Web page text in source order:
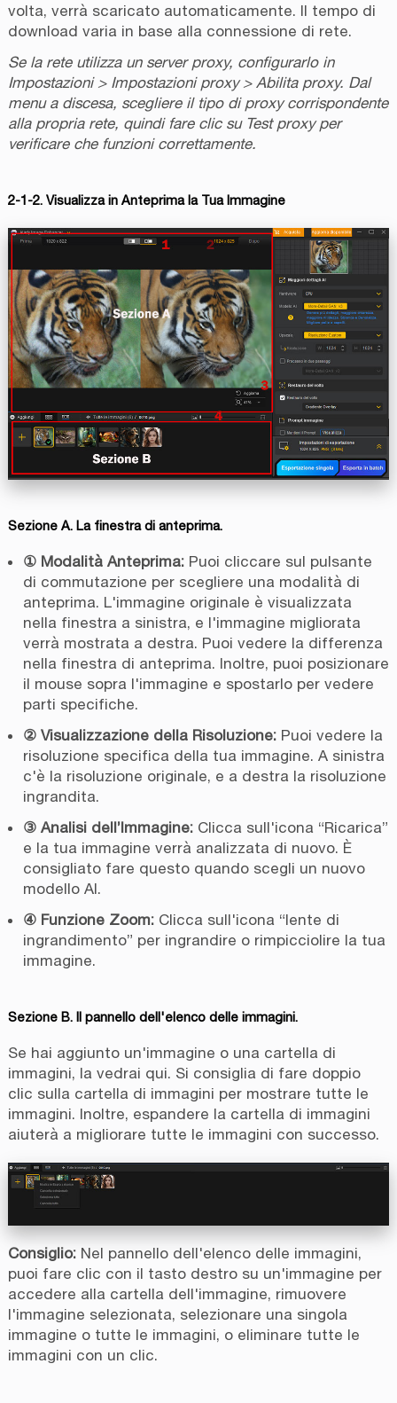
volta, verrà scaricato automaticamente. Il tempo di
download varia in base alla connessione di rete.
Se la rete utilizza un server proxy, configurarlo in
Impostazioni > Impostazioni proxy > Abilita proxy. Dal
menu a discesa, scegliere il tipo di proxy corrispondente
alla propria rete, quindi fare clic su Test proxy per
verificare che funzioni correttamente.
2-1-2. Visualizza in Anteprima la Tua Immagine
Sezione A. La finestra di anteprima.
① Modalità Anteprima:Puoi cliccare sul pulsante
di commutazione per scegliere una modalità di
anteprima. L'immagine originale è visualizzata
nella finestra a sinistra, e l'immagine migliorata
verrà mostrata a destra. Puoi vedere la differenza
nella finestra di anteprima. Inoltre, puoi posizionare
il mouse sopra l'immagine e spostarlo per vedere
parti specifiche.
② Visualizzazione della Risoluzione:Puoi vedere la
risoluzione specifica della tua immagine. A sinistra
c'è la risoluzione originale, e a destra la risoluzione
ingrandita.
③ Analisi dell’Immagine:Clicca sull'icona “Ricarica”
e la tua immagine verrà analizzata di nuovo. È
consigliato fare questo quando scegli un nuovo
modello AI.
④ Funzione Zoom:Clicca sull'icona “lente di
ingrandimento” per ingrandire o rimpicciolire la tua
immagine.
Sezione B. Il pannello dell'elenco delle immagini.
Se hai aggiunto un'immagine o una cartella di
immagini, la vedrai qui. Si consiglia di fare doppio
clic sulla cartella di immagini per mostrare tutte le
immagini. Inoltre, espandere la cartella di immagini
aiuterà a migliorare tutte le immagini con successo.
Consiglio:Nel pannello dell'elenco delle immagini,
puoi fare clic con il tasto destro su un'immagine per
accedere alla cartella dell'immagine, rimuovere
l'immagine selezionata, selezionare una singola
immagine o tutte le immagini, o eliminare tutte le
immagini con un clic.